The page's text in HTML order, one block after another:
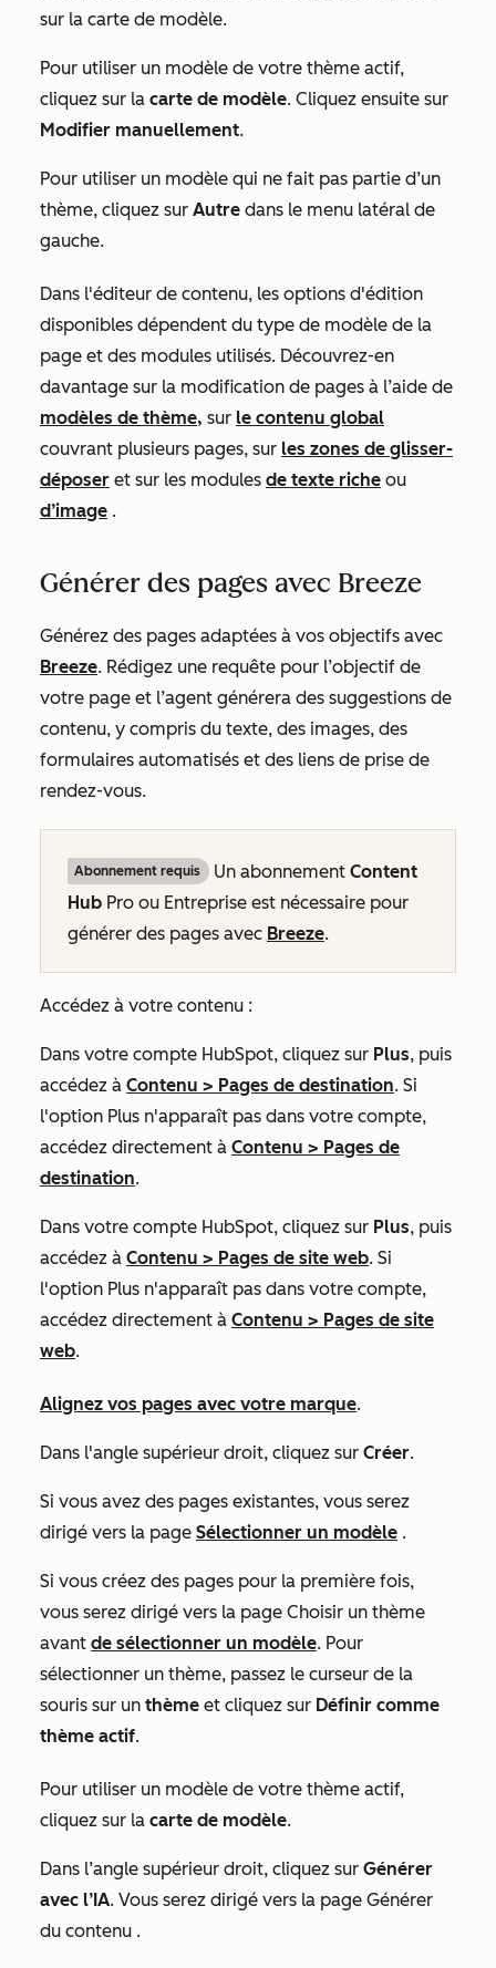
sur la carte de modèle.
Pour utiliser un modèle de votre thème actif,
cliquez sur la carte de modèle. Cliquez ensuite sur
Modifier manuellement.
Pour utiliser un modèle qui ne fait pas partie d’un
thème, cliquez sur Autre dans le menu latéral de
gauche.
Dans l'éditeur de contenu, les options d'édition
disponibles dépendent du type de modèle de la
page et des modules utilisés. Découvrez-en
davantage sur la modification de pages à l’aide de
modèles de thème, sur le contenu global
couvrant plusieurs pages, sur les zones de glisser-
déposer et sur les modules de texte riche ou
d’image .
Générer des pages avec Breeze
Générez des pages adaptées à vos objectifs avec
Breeze. Rédigez une requête pour l’objectif de
votre page et l’agent générera des suggestions de
contenu, y compris du texte, des images, des
formulaires automatisés et des liens de prise de
rendez-vous.
Abonnement requis Un abonnement Content
Hub Pro ou Entreprise est nécessaire pour
générer des pages avec Breeze.
Accédez à votre contenu :
Dans votre compte HubSpot, cliquez sur Plus, puis
accédez à Contenu > Pages de destination. Si
l'option Plus n'apparaît pas dans votre compte,
accédez directement à Contenu > Pages de
destination.
Dans votre compte HubSpot, cliquez sur Plus, puis
accédez à Contenu > Pages de site web. Si
l'option Plus n'apparaît pas dans votre compte,
accédez directement à Contenu > Pages de site
web.
Alignez vos pages avec votre marque.
Dans l'angle supérieur droit, cliquez sur Créer.
Si vous avez des pages existantes, vous serez
dirigé vers la page Sélectionner un modèle .
Si vous créez des pages pour la première fois,
vous serez dirigé vers la page Choisir un thème
avant de sélectionner un modèle. Pour
sélectionner un thème, passez le curseur de la
souris sur un thème et cliquez sur Définir comme
thème actif.
Pour utiliser un modèle de votre thème actif,
cliquez sur la carte de modèle.
Dans l’angle supérieur droit, cliquez sur Générer
avec l’IA. Vous serez dirigé vers la page Générer
du contenu .